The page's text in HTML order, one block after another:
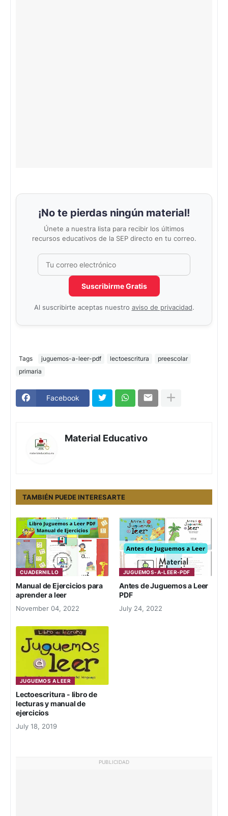
¡No te pierdas ningún material!
Únete a nuestra lista para recibir los últimos
recursos educativos de la SEP directo en tu correo.
No completar este campo
Suscribirme Gratis
Al suscribirte aceptas nuestro aviso de privacidad.
Tags juguemos-a-leer-pdf lectoescritura
preescolar
primaria
Facebook
Material Educativo
TAMBIÉN PUEDE INTERESARTE
CUADERNILLO
Manual de Ejercicios para
aprender a leer
November 04, 2022
JUGUEMOS-A-LEER-PDF
Antes de Juguemos a Leer
PDF
July 24, 2022
JUGUEMOS A LEER
Lectoescritura - libro de
lecturas y manual de
ejercicios
July 18, 2019
PUBLICIDAD